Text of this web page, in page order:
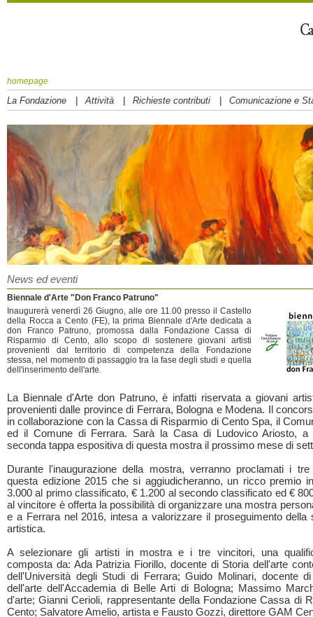
homepage
La Fondazione | Attività | Richieste contributi | Comunicazione e
News ed eventi
Biennale d'Arte "Don Franco Patruno"
Inaugurerà venerdì 26 Giugno, alle ore 11.00 presso il Castello
della Rocca a Cento (FE), la prima Biennale d'Arte dedicata a
don Franco Patruno, promossa dalla Fondazione Cassa di
Risparmio di Cento, allo scopo di sostenere giovani artisti
provenienti dal territorio di competenza della Fondazione
stessa, nel momento di passaggio tra la fase degli studi e quella
dell'inserimento dell'arte.
La Biennale d'Arte don Patruno, è infatti riservata a giovani
provenienti dalle province di Ferrara, Bologna e Modena. Il
in collaborazione con la Cassa di Risparmio di Cento Spa, il
ed il Comune di Ferrara. Sarà la Casa di Ludovico Ariosto, a
seconda tappa espositiva di questa mostra il prossimo mese di
Durante l'inaugurazione della mostra, verranno proclamati i
questa edizione 2015 che si aggiudicheranno, un ricco premio
3.000 al primo classificato, € 1.200 al secondo classificato ed €
al vincitore è offerta la possibilità di organizzare una mostra
e a Ferrara nel 2016, intesa a valorizzare il proseguimento della
artistica.
A selezionare gli artisti in mostra e i tre vincitori, una
composta da: Ada Patrizia Fiorillo, docente di Storia dell'arte
dell'Università degli Studi di Ferrara; Guido Molinari, docente
dell'arte dell'Accademia di Belle Arti di Bologna; Massimo
d'arte; Gianni Cerioli, rappresentante della Fondazione Cassa di
Cento; Salvatore Amelio, artista e Fausto Gozzi, direttore GAM